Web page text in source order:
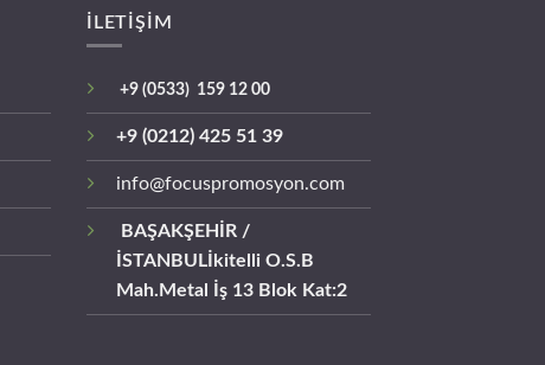
İLETİŞİM
+9 (0533) 159 12 00
+9 (0212) 425 51 39
info@focuspromosyon.com
BAŞAKŞEHİR /
İSTANBUL İkitelli O.S.B
Mah.Metal İş 13 Blok Kat:2